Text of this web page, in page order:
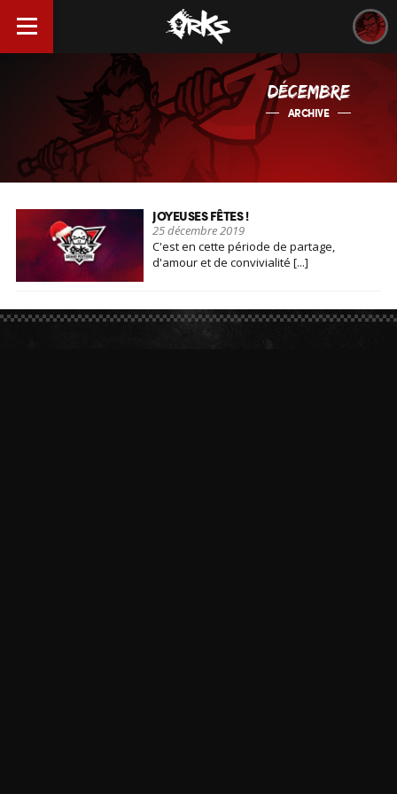
DÉCEMBRE
ARCHIVE
JOYEUSES FÊTES !
25 décembre 2019
C'est en cette période de partage,
d'amour et de convivialité [...]